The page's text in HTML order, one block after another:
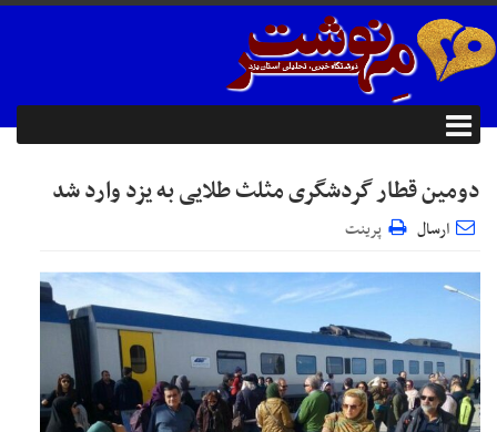
دومین قطار گردشگری مثلث طلایی به یزد وارد شد
ارسال پرینت